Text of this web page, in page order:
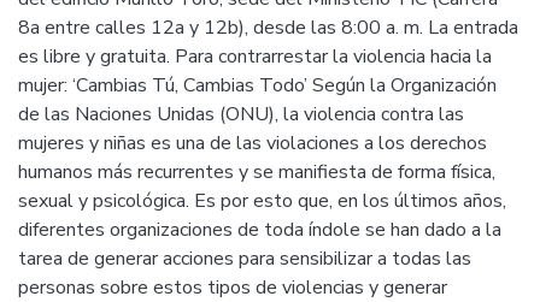
8a entre calles 12a y 12b), desde las 8:00 a. m. La entrada
es libre y gratuita. Para contrarrestar la violencia hacia la
mujer: ‘Cambias Tú, Cambias Todo’ Según la Organización
de las Naciones Unidas (ONU), la violencia contra las
mujeres y niñas es una de las violaciones a los derechos
humanos más recurrentes y se manifiesta de forma física,
sexual y psicológica. Es por esto que, en los últimos años,
diferentes organizaciones de toda índole se han dado a la
tarea de generar acciones para sensibilizar a todas las
personas sobre estos tipos de violencias y generar